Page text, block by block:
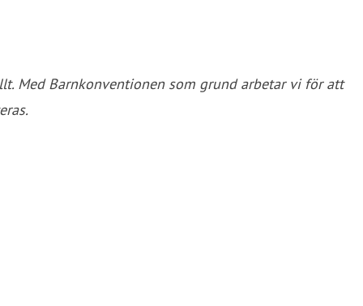
Med Barnkonventionen som grund arbetar vi för att